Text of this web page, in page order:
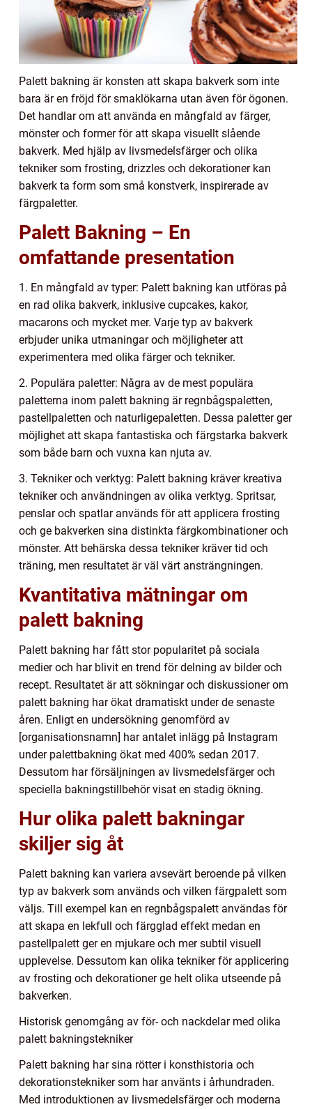
Palett bakning är konsten att skapa bakverk som inte
bara är en fröjd för smaklökarna utan även för ögonen.
Det handlar om att använda en mångfald av färger,
mönster och former för att skapa visuellt slående
bakverk. Med hjälp av livsmedelsfärger och olika
tekniker som frosting, drizzles och dekorationer kan
bakverk ta form som små konstverk, inspirerade av
färgpaletter.
Palett Bakning – En
omfattande presentation
1. En mångfald av typer: Palett bakning kan utföras på
en rad olika bakverk, inklusive cupcakes, kakor,
macarons och mycket mer. Varje typ av bakverk
erbjuder unika utmaningar och möjligheter att
experimentera med olika färger och tekniker.
2. Populära paletter: Några av de mest populära
paletterna inom palett bakning är regnbågspaletten,
pastellpaletten och naturligepaletten. Dessa paletter ger
möjlighet att skapa fantastiska och färgstarka bakverk
som både barn och vuxna kan njuta av.
3. Tekniker och verktyg: Palett bakning kräver kreativa
tekniker och användningen av olika verktyg. Spritsar,
penslar och spatlar används för att applicera frosting
och ge bakverken sina distinkta färgkombinationer och
mönster. Att behärska dessa tekniker kräver tid och
träning, men resultatet är väl värt ansträngningen.
Kvantitativa mätningar om
palett bakning
Palett bakning har fått stor popularitet på sociala
medier och har blivit en trend för delning av bilder och
recept. Resultatet är att sökningar och diskussioner om
palett bakning har ökat dramatiskt under de senaste
åren. Enligt en undersökning genomförd av
[organisationsnamn] har antalet inlägg på Instagram
under palettbakning ökat med 400% sedan 2017.
Dessutom har försäljningen av livsmedelsfärger och
speciella bakningstillbehör visat en stadig ökning.
Hur olika palett bakningar
skiljer sig åt
Palett bakning kan variera avsevärt beroende på vilken
typ av bakverk som används och vilken färgpalett som
väljs. Till exempel kan en regnbågspalett användas för
att skapa en lekfull och färgglad effekt medan en
pastellpalett ger en mjukare och mer subtil visuell
upplevelse. Dessutom kan olika tekniker för applicering
av frosting och dekorationer ge helt olika utseende på
bakverken.
Historisk genomgång av för- och nackdelar med olika
palett bakningstekniker
Palett bakning har sina rötter i konsthistoria och
dekorationstekniker som har använts i århundraden.
Med introduktionen av livsmedelsfärger och moderna